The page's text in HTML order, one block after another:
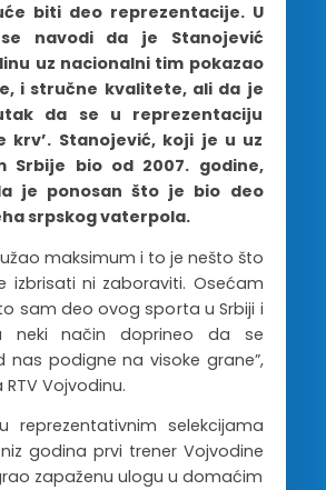
biti deo reprezentacije. U
navodi da je Stanojević
uz nacionalni tim pokazao
i stručne kvalitete, ali da je
da se u reprezentaciju
krv’. Stanojević, koji je u uz
Srbije bio od 2007. godine,
je ponosan što je bio deo
srpskog vaterpola.
maksimum i to je nešto što
izbrisati ni zaboraviti. Osećam
sam deo ovog sporta u Srbiji i
neki način doprineo da se
nas podigne na visoke grane”,
Vojvodinu.
reprezentativnim selekcijama
godina prvi trener Vojvodine
zapaženu ulogu u domaćim